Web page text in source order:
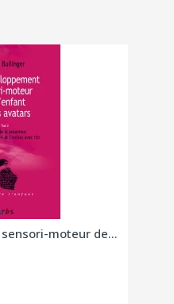
moteur de...